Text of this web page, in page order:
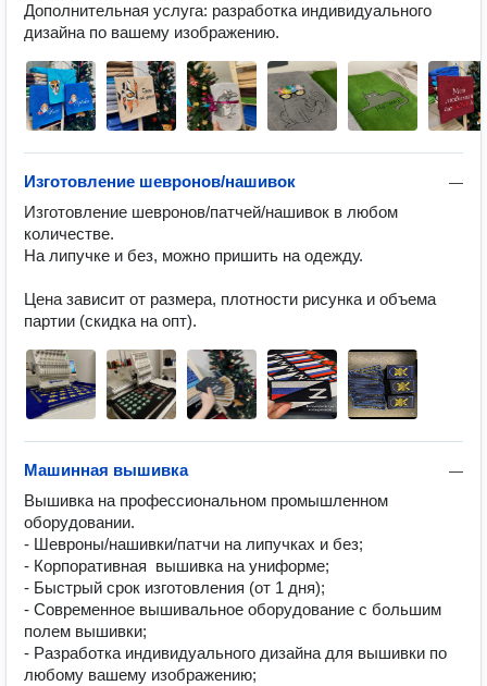
Дополнительная услуга: разработка индивидуального
дизайна по вашему изображению.
—
Изготовление шевронов/нашивок
Изготовление шевронов/патчей/нашивок в любом
количестве.
На липучке и без, можно пришить на одежду.
Цена зависит от размера, плотности рисунка и объема
партии (скидка на опт).
—
Машинная вышивка
Вышивка на профессиональном промышленном
оборудовании.
- Шевроны/нашивки/патчи на липучках и без;
- Корпоративная  вышивка на униформе;
- Быстрый срок изготовления (от 1 дня);
- Современное вышивальное оборудование с большим
полем вышивки;
- Разработка индивидуального дизайна для вышивки по
любому вашему изображению;